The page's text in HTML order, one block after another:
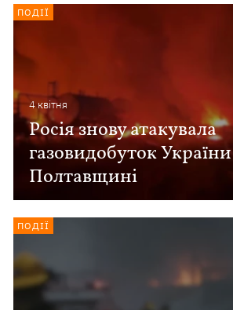
4 квiтня
Росія знову атакувала
газовидобуток
Полтавщині
ПОДІЇ
ПОДІЇ